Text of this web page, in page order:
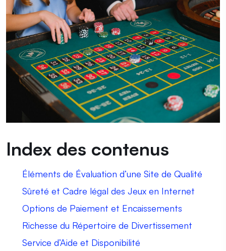
Index des contenus
Éléments de Évaluation d’une Site de Qualité
Sûreté et Cadre légal des Jeux en Internet
Options de Paiement et Encaissements
Richesse du Répertoire de Divertissement
Service d’Aide et Disponibilité